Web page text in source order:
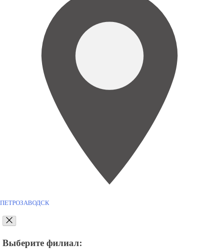
ПЕТРОЗАВОДСК
Выберите филиал: